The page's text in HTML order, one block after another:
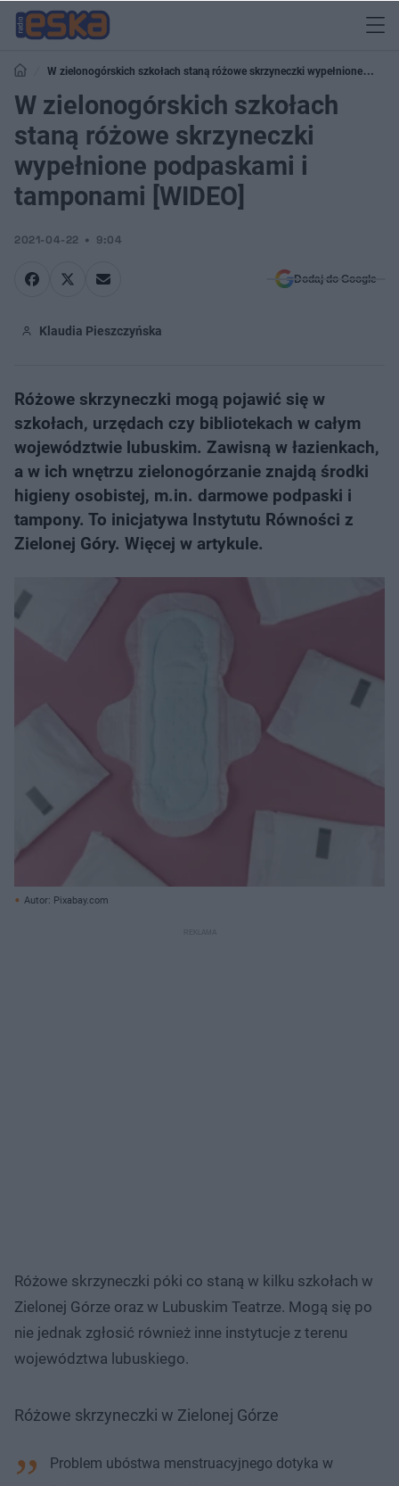
W zielonogórskich szkołach staną różowe skrzyneczki wypełnione
podpaskami i tamponami [WIDEO]
W zielonogórskich szkołach
staną różowe skrzyneczki
wypełnione podpaskami i
tamponami [WIDEO]
2021-04-22 9:04
Dodaj do Google
Klaudia Pieszczyńska
Różowe skrzyneczki mogą pojawić się w
szkołach, urzędach czy bibliotekach w całym
województwie lubuskim. Zawisną w łazienkach,
a w ich wnętrzu zielonogórzanie znajdą środki
higieny osobistej, m.in. darmowe podpaski i
tampony. To inicjatywa Instytutu Równości z
Zielonej Góry. Więcej w artykule.
Autor: Pixabay.com
Różowe skrzyneczki póki co staną w kilku szkołach w
Zielonej Górze oraz w Lubuskim Teatrze. Mogą się po
nie jednak zgłosić również inne instytucje z terenu
województwa lubuskiego.
Różowe skrzyneczki w Zielonej Górze
Problem ubóstwa menstruacyjnego dotyka w